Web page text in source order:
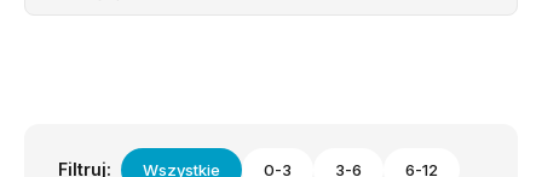
Filtruj: Wszystkie 0-3 3-6 6-12